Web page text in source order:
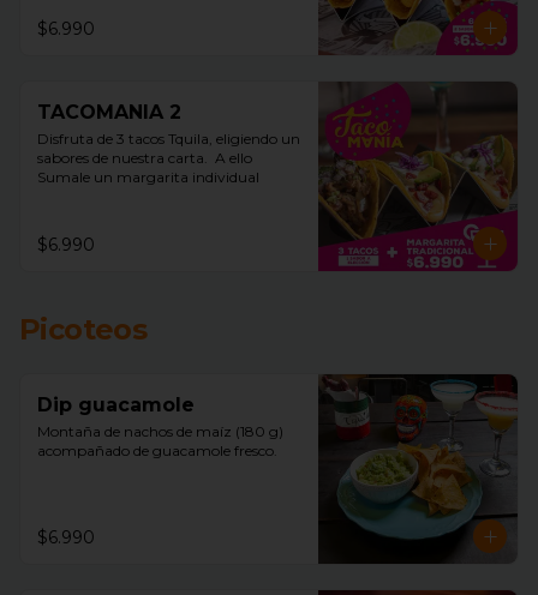
$6.990
TACOMANIA 2
Disfruta de 3 tacos Tquila, eligiendo un
sabores de nuestra carta.  A ello
Sumale un margarita individual
$6.990
Picoteos
Dip guacamole
Montaña de nachos de maíz (180 g)
acompañado de guacamole fresco.
$6.990